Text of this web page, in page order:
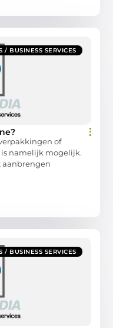
/ BUSINESS SERVICES
of
namelijk mogelijk.
aanbrengen
/ BUSINESS SERVICES